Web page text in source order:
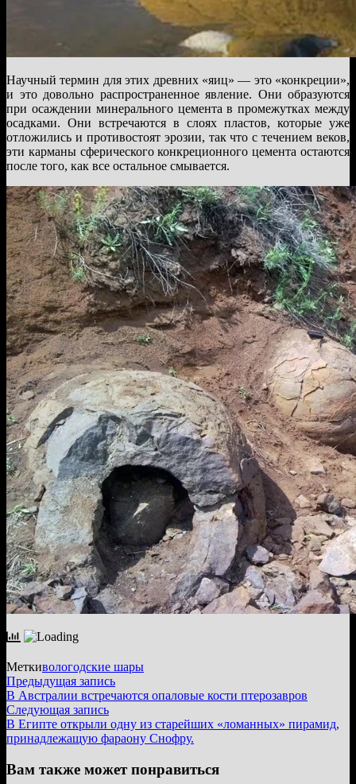
Научный термин для этих древних «яиц» — это «конкреции»,
и это довольно распространенное явление. Они образуются
при осаждении минерального цемента в промежутках между
осадками. Они встречаются в слоях пластов, которые уже
отложились и противостоят эрозии, так что с течением веков,
эти карманы сферического конкреционного цемента остаются
после того, как все остальное смывается.
Меткивологодские шары
Навигация
по
записям
Предыдущая записьПредыдущая
запись:
В Австралии встречаются опаловые кости птерозавров
Следующая записьСледующая
запись:
В Египте открыли одну из старейших «ломанных» пирамид,
принадлежащую фараону Снофру.
Вам также может понравиться